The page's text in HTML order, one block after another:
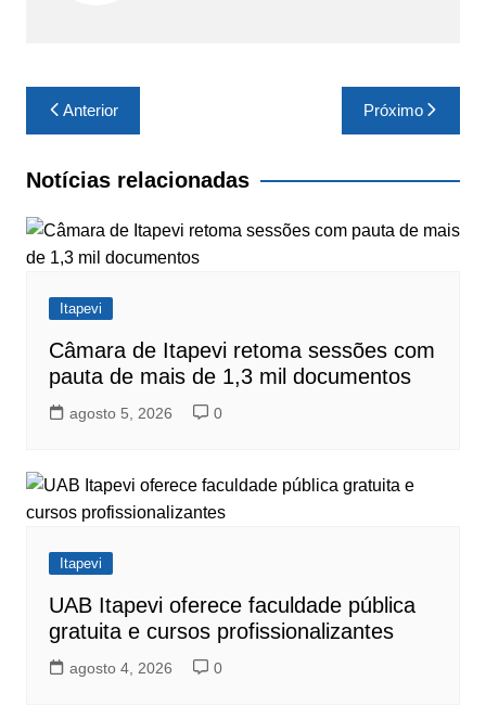
Navegação
de
Post
Anterior Próximo
Notícias relacionadas
Itapevi
Câmara de Itapevi retoma sessões com
pauta de mais de 1,3 mil documentos
agosto 5, 2026 0
Itapevi
UAB Itapevi oferece faculdade pública
gratuita e cursos profissionalizantes
agosto 4, 2026 0